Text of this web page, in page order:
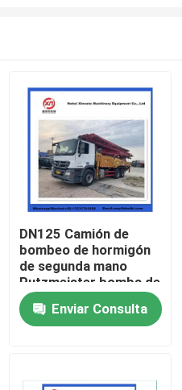
DN125 Camión de
bombeo de hormigón
de segunda mano
Putzmeister bomba de
hormigón móvil
Enviar Consulta